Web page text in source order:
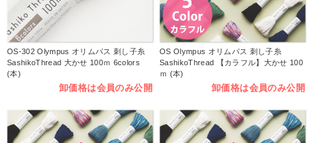
OS-302 Olympus オリムパス 刺し子糸
SashikoThread 大かせ 100ｍ 6colors
(本)
卸価格は会員のみ公開
OS Olympus オリムパス 刺し子糸
SashikoThread 【カラフル】大かせ 100
ｍ (本)
卸価格は会員のみ公開